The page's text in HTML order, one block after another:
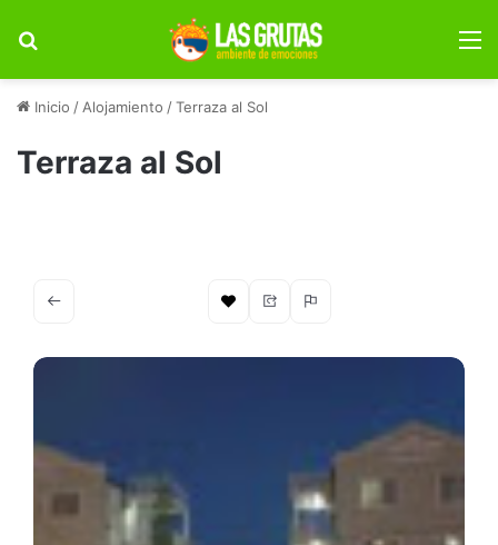
Inicio / Alojamiento /Terraza al Sol
Terraza al Sol